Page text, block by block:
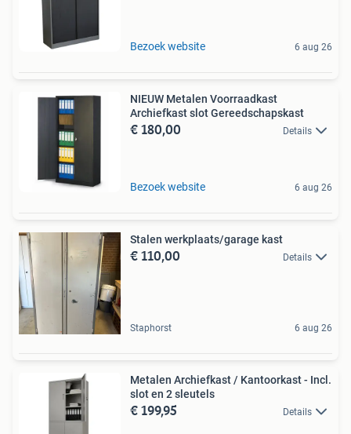
Bezoek website 6 aug 26
NIEUW Metalen Voorraadkast
Archiefkast slot Gereedschapskast
€ 180,00 Details
Bezoek website 6 aug 26
Stalen werkplaats/garage kast
€ 110,00 Details
Staphorst 6 aug 26
Metalen Archiefkast / Kantoorkast - Incl.
slot en 2 sleutels
€ 199,95 Details